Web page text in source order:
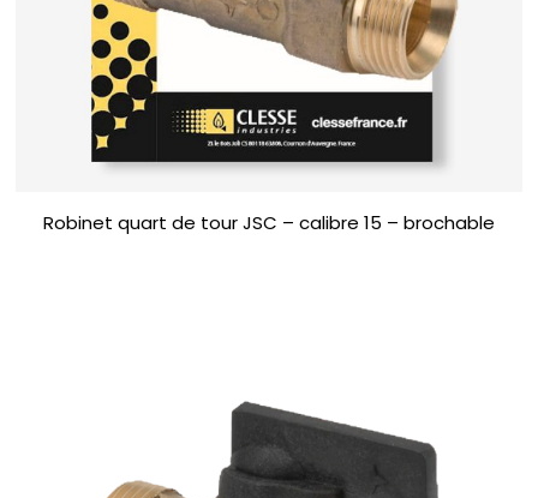
Robinet quart de tour JSC – calibre 15 – brochable